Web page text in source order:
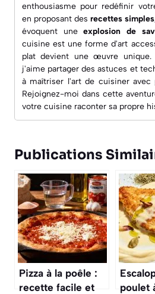
enthousiasme pour redéfinir
en proposant des recettes simples
évoquent uneexplosion de
cuisine est une forme d'art
plat devient une œuvre unique.
j'aime partager des astuces et
à maîtriser l'art de cuisiner avec
Rejoignez-moi dans cette
votre cuisine raconter sa propre
Publications
Pizza à la poêle :
recette facile et
poulet